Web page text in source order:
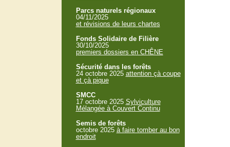
Parcs naturels régionaux
04/11/2025
et révisions de leurs chartes
Fonds Solidaire de Filière
30/10/2025
premiers dossiers en CHÊNE
Sécurité dans les forêts
24 octobre 2025 attention çà coupe
et çà pique
SMCC
17 octobre 2025 Sylviculture
Mélangée à Couvert Continu
Semis de forêts
octobre 2025 à faire tomber au bon
endroit